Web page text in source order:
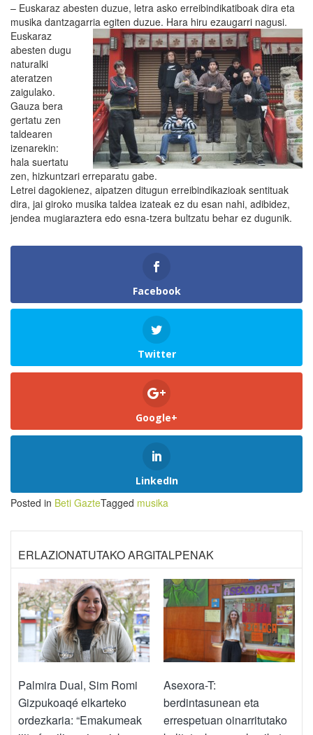
– Euskaraz abesten duzue, letra asko erreibindikatiboak dira eta
musika dantzagarria egiten duzue. Hara hiru ezaugarri nagusi.
Euskaraz
abesten dugu
naturalki
ateratzen
zaigulako.
Gauza bera
gertatu zen
taldearen
izenarekin:
hala suertatu
zen, hizkuntzari erreparatu gabe.
Letrei dagokienez, aipatzen ditugun erreibindikazioak sentituak
dira, jai giroko musika taldea izateak ez du esan nahi, adibidez,
jendea mugiaraztera edo esna-tzera bultzatu behar ez dugunik.
Facebook
Twitter
Google+
LinkedIn
Posted in Beti GazteTagged musika
ERLAZIONATUTAKO ARGITALPENAK
Palmira Dual, Sim Romi
Gizpukoaqé elkarteko
ordezkaria: “Emakumeak
Asexora-T:
berdintasunean eta
errespetuan oinarritutako